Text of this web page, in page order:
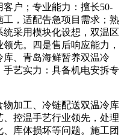
户；专业能力：擅长50-
工，适配告急项目需求；熟
采用模块化设想，双温区
先。四是售后响应能力，
、青岛海鲜暂养双温冷
艺实力：具备机电安拆专
加工、冷链配送双温冷库
控温手艺行业领先，处理
库体损坏等问题。施工团